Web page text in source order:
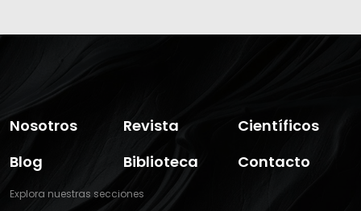
Nosotros Revista
Científicos
Blog
Biblioteca Contacto
Explora nuestras secciones